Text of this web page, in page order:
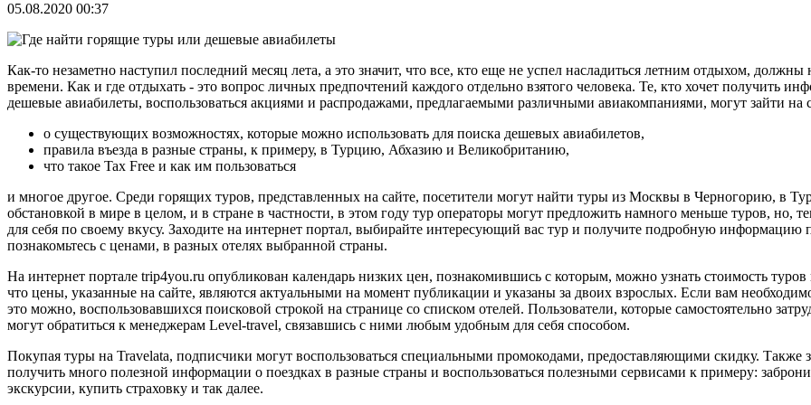
05.08.2020 00:37
Как-то незаметно наступил последний месяц лета, а это значит, что все, кто еще не успел насладиться летним отдыхом,
времени. Как и где отдыхать - это вопрос личных предпочтений каждого отдельно взятого человека. Те, кто хочет получить
дешевые авиабилеты, воспользоваться акциями и распродажами, предлагаемыми различными авиакомпаниями, могут зайти на
о существующих возможностях, которые можно использовать для поиска дешевых авиабилетов,
правила въезда в разные страны, к примеру, в Турцию, Абхазию и Великобританию,
что такое Tax Free и как им пользоваться
и многое другое. Среди горящих туров, представленных на сайте, посетители могут найти туры из Москвы в Черногорию, в
обстановкой в мире в целом, и в стране в частности, в этом году тур операторы могут предложить намного меньше туров,
для себя по своему вкусу. Заходите на интернет портал, выбирайте интересующий вас тур и получите подробную информацию
познакомьтесь с ценами, в разных отелях выбранной страны.
На интернет портале trip4you.ru опубликован календарь низких цен, познакомившись с которым, можно узнать стоимость туров
что цены, указанные на сайте, являются актуальными на момент публикации и указаны за двоих взрослых. Если вам
это можно, воспользовавшихся поисковой строкой на странице со списком отелей. Пользователи, которые самостоятельно
могут обратиться к менеджерам Level-travel, связавшись с ними любым удобным для себя способом.
Покупая туры на Travelata, подписчики могут воспользоваться специальными промокодами, предоставляющими скидку. Также
получить много полезной информации о поездках в разные страны и воспользоваться полезными сервисами к примеру:
экскурсии, купить страховку и так далее.